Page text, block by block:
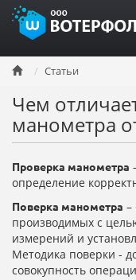
Перейти
основному
содержанию
Статьи
Чем
манометра
Проверка манометра
определение
Поверка манометра –
производимых с
измерений и
Методика поверки -
совокупность